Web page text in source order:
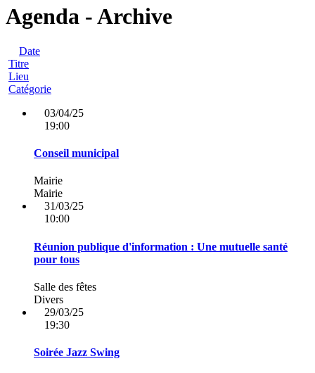
Agenda - Archive
Date
Titre
Lieu
Catégorie
03/04/25
19:00
Conseil municipal
Mairie
Mairie
31/03/25
10:00
Réunion publique d'information : Une mutuelle santé
pour tous
Salle des fêtes
Divers
29/03/25
19:30
Soirée Jazz Swing